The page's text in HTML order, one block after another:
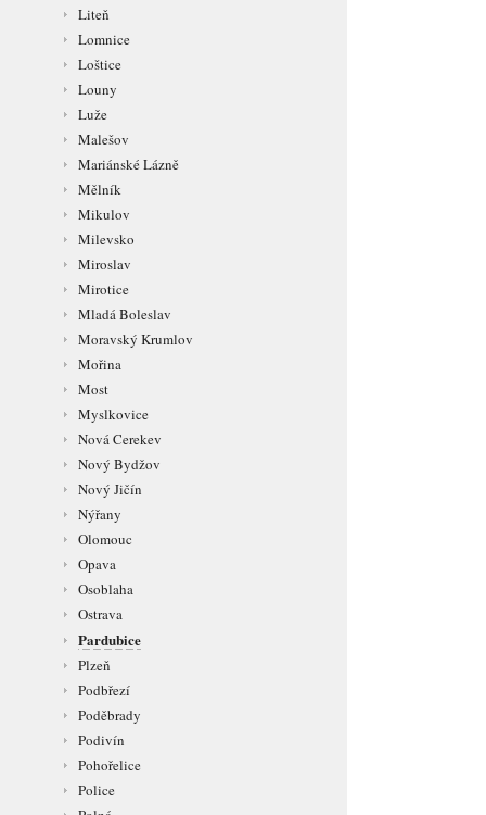
Liteň
Lomnice
Loštice
Louny
Luže
Malešov
Mariánské Lázně
Mělník
Mikulov
Milevsko
Miroslav
Mirotice
Mladá Boleslav
Moravský Krumlov
Mořina
Most
Myslkovice
Nová Cerekev
Nový Bydžov
Nový Jičín
Nýřany
Olomouc
Opava
Osoblaha
Ostrava
Pardubice
Plzeň
Podbřezí
Poděbrady
Podivín
Pohořelice
Police